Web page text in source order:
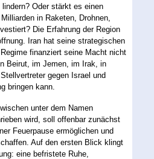
Oder stärkt es einen
in Raketen, Drohnen,
Die Erfahrung der Region
Iran hat seine strategischen
finanziert seine Macht nicht
Beirut, im Jemen, im Irak, in
gegen Israel und
bringen kann.
unter dem Namen
wird, soll offenbar zunächst
Feuerpause ermöglichen und
Auf den ersten Blick klingt
eine befristete Ruhe,